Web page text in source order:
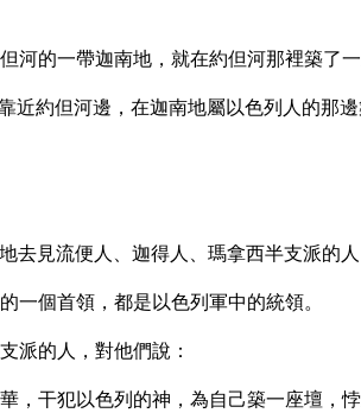
的一帶迦南地，就在約但河那裡築了一
約但河邊，在迦南地屬以色列人的那邊
去見流便人、迦得人、瑪拿西半支派的人
一個首領，都是以色列軍中的統領。
派的人，對他們說：
，干犯以色列的神，為自己築一座壇，